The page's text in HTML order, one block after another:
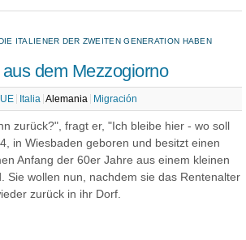
ITALIENER DER ZWEITEN GENERATION HABEN
dem Mezzogiorno
UE Italia Alemania Migración
zurück?", fragt er, "Ich bleibe hier - wo soll
in Wiesbaden geboren und besitzt einen
Anfang der 60er Jahre aus einem kleinen
Sie wollen nun, nachdem sie das Rentenalter
zurück in ihr Dorf.